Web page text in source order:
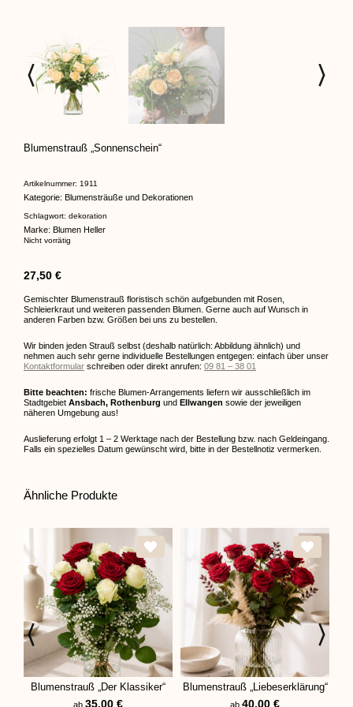
Blumenstrauß „Sonnenschein“
Artikelnummer: 1911
Kategorie: Blumensträuße und Dekorationen
Schlagwort: dekoration
Marke: Blumen Heller
Nicht vorrätig
27,50 €
Gemischter Blumenstrauß floristisch schön aufgebunden mit Rosen,
Schleierkraut und weiteren passenden Blumen. Gerne auch auf Wunsch in
anderen Farben bzw. Größen bei uns zu bestellen.
Wir binden jeden Strauß selbst (deshalb natürlich: Abbildung ähnlich) und
nehmen auch sehr gerne individuelle Bestellungen entgegen: einfach über unser
Kontaktformular schreiben oder direkt anrufen: 09 81 – 38 01
Bitte beachten: frische Blumen-Arrangements liefern wir ausschließlich im
Stadtgebiet Ansbach, Rothenburg und Ellwangen sowie der jeweiligen
näheren Umgebung aus!
Auslieferung erfolgt 1 – 2 Werktage nach der Bestellung bzw. nach Geldeingang.
Falls ein spezielles Datum gewünscht wird, bitte in der Bestellnotiz vermerken.
Ähnliche Produkte
Blumenstrauß „Der Klassiker“
ab 35,00 €
Blumenstrauß „Liebeserklärung“
ab 40,00 €